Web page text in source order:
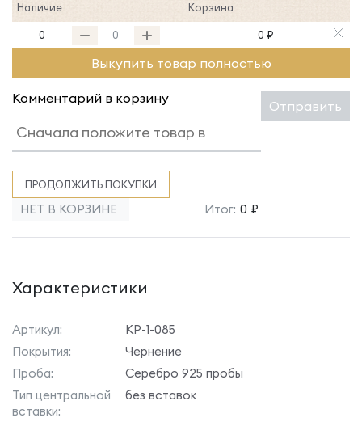
Наличие Корзина
0 0 ₽
Выкупить товар полностью
Комментарий в корзину Отправить
ПРОДОЛЖИТЬ ПОКУПКИ
НЕТ В КОРЗИНЕ Итог: 0 ₽
Характеристики
Артикул:
КР-1-085
Покрытия:
Чернение
Проба:
Серебро 925 пробы
Тип центральной
вставки:
без вставок